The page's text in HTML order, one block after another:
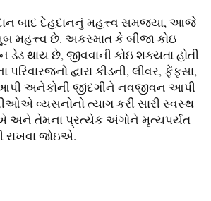
બાદ દેહદાનનું મહત્ત્વ સમજ્યા, આજે
છે. અકસ્માત કે બીજા કોઇ
ડેડ થાય છે, જીવવાની કોઇ શક્યતા હોતી
પરિવારજનો દ્વારા કીડની, લીવર, ફેંફસા,
અનેકોની જીંદગીને નવજીવન આપી
વ્યસનોનો ત્યાગ કરી સારી સ્વસ્થ
અને તેમના પ્રત્યેક અંગોને મૃત્યપર્યત
રાખવા જોઇએ.